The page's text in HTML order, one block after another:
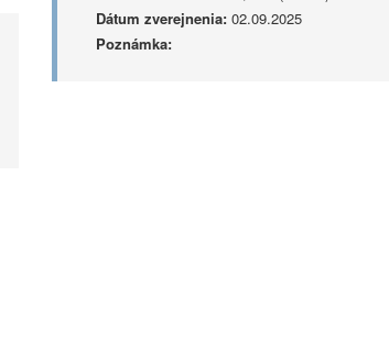
Dátum zverejnenia:02.09.2025
Poznámka: